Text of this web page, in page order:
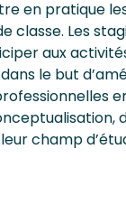
en pratique
classe. Les
aux
le but
champ